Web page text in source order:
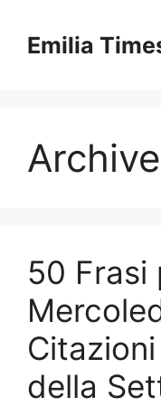
contentEmilia
50 Frasi
della